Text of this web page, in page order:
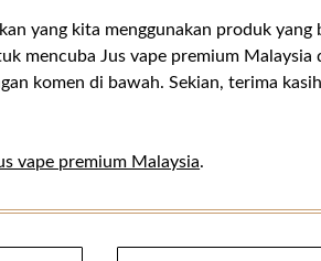
yang kita menggunakan produk yang
mencuba Jus vape premium Malaysia
komen di bawah. Sekian, terima
vape premium Malaysia.